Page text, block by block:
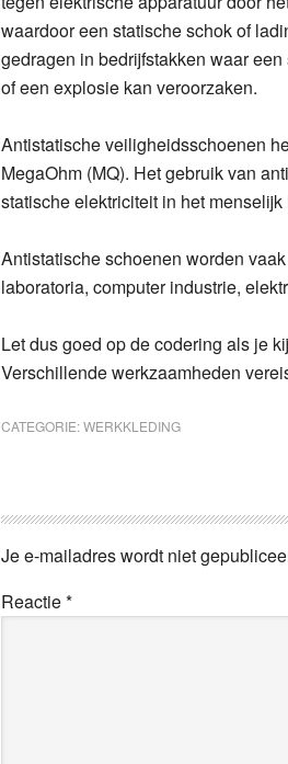
waardoor een statische schok of
gedragen in bedrijfstakken waar
of een explosie kan veroorzaken.
Antistatische veiligheidsschoenen
MegaOhm (MQ). Het gebruik van
statische elektriciteit in het
Antistatische schoenen worden
laboratoria, computer industrie,
Let dus goed op de codering als je
Verschillende werkzaamheden
CATEGORIE:WERKKLEDING
Interacties
Je e-mailadres wordt niet
Reactie*